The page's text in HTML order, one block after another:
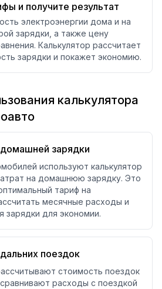
и получите результат
электроэнергии дома и на
зарядки, а также цену
Калькулятор рассчитает
зарядки и покажет экономию.
калькулятора
зарядки
используют калькулятор
на домашнюю зарядку. Это
тариф на
месячные расходы и
зарядки для экономии.
поездок
стоимость поездок
расходы с поездкой